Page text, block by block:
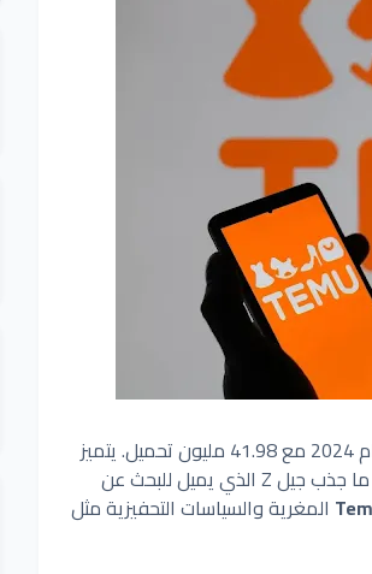
كأكثر التطبيقات تنزيلًا في عام 2024 مع 41.98 مليون تحميل. يتميز
هذا التطبيق بتوفير منتجات متنوعة بأسعار مخفضة بشكل كبير، وهو ما جذب جيل Z الذي يميل للبحث عن
المغرية والسياسات التحفيزية مثل